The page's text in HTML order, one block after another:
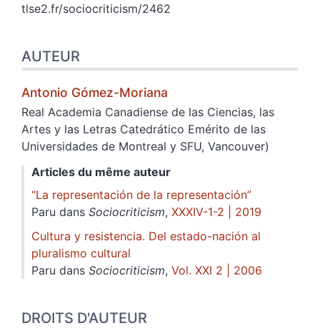
tlse2.fr/sociocriticism/2462
AUTEUR
Antonio Gómez-Moriana
Real Academia Canadiense de las Ciencias, las
Artes y las Letras Catedrático Emérito de las
Universidades de Montreal y SFU, Vancouver)
Articles du même auteur
“La representación de la representación”
Paru dans Sociocriticism, XXXIV-1-2 | 2019
Cultura y resistencia. Del estado-nación al
pluralismo cultural
Paru dans Sociocriticism, Vol. XXI 2 | 2006
DROITS D'AUTEUR